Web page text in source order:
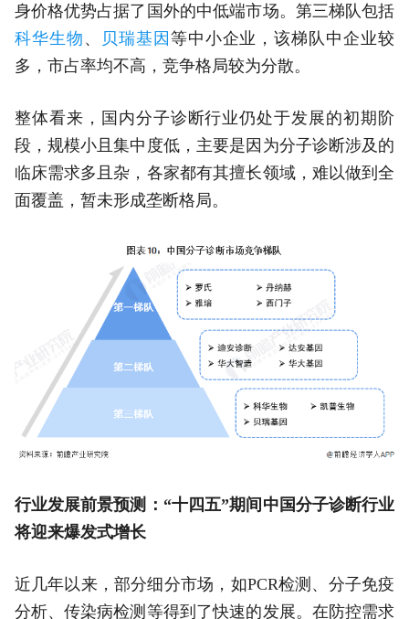
身价格优势占据了国外的中低端市场。第三梯队包括
科华生物 、 贝瑞基因 等中小企业，该梯队中企业较
多，市占率均不高，竞争格局较为分散。
整体看来，国内分子诊断行业仍处于发展的初期阶
段，规模小且集中度低，主要是因为分子诊断涉及的
临床需求多且杂，各家都有其擅长领域，难以做到全
面覆盖，暂未形成垄断格局。
行业发展前景预测：“十四五”期间中国分子诊断行业
将迎来爆发式增长
近几年以来，部分细分市场，如PCR检测、分子免疫
分析、传染病检测等得到了快速的发展。在防控需求